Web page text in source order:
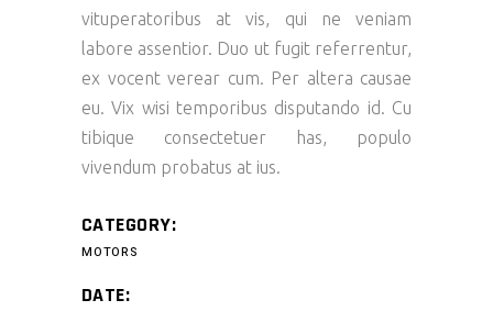
vituperatoribus at vis, qui ne veniam
labore assentior. Duo ut fugit referrentur,
ex vocent verear cum. Per altera causae
eu. Vix wisi temporibus disputando id. Cu
tibique consectetuer has, populo
vivendum probatus at ius.
CATEGORY:
MOTORS
DATE: